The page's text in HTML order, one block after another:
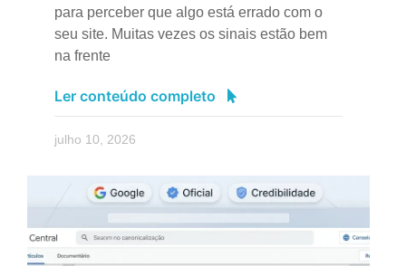
para perceber que algo está errado com o
seu site. Muitas vezes os sinais estão bem
na frente
Ler conteúdo completo
julho 10, 2026